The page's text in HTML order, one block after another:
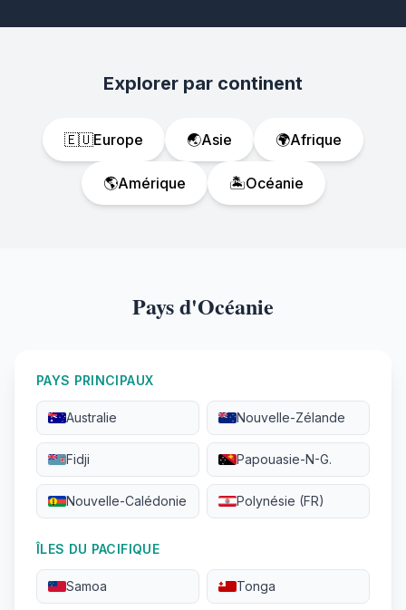
Explorer par continent
🇪🇺Europe 🌏Asie 🌍Afrique
🌎Amérique 🏝️Océanie
Pays d'Océanie
PAYS PRINCIPAUX
Australie Nouvelle-Zélande
Fidji Papouasie-N-G.
Nouvelle-Calédonie Polynésie (FR)
ÎLES DU PACIFIQUE
Samoa Tonga